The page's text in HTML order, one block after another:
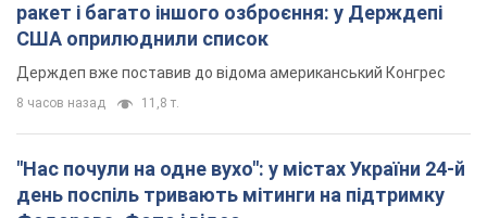
ракет і багато іншого озброєння: у Держдепі
США оприлюднили список
Держдеп вже поставив до відома американський Конгрес
8 часов назад 11,8 т.
"Нас почули на одне вухо": у містах України 24-й
день поспіль тривають мітинги на підтримку